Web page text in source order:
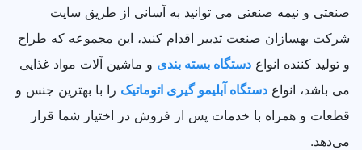
صنعتی و نیمه صنعتی می‌ توانید به آسانی از طریق سایت
شرکت بهسازان صنعت تدبیر اقدام کنید، این مجموعه که طراح
و تولید کننده انواع دستگاه بسته بندی و ماشین آلات مواد غذایی
می باشد، انواع دستگاه‌ آبلیمو گیری اتوماتیک را با بهترین جنس و
قطعات و همراه با خدمات پس از فروش در اختیار شما قرار
می‌دهد.